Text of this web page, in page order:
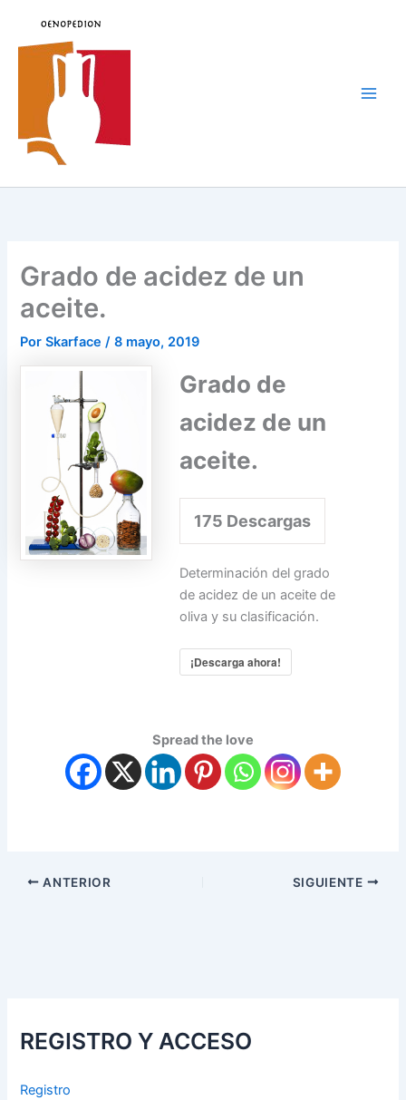
contenido
Grado de acidez de un
aceite.
PorSkarface/8 mayo, 2019
Grado de
acidez de un
aceite.
175 Descargas
Determinación del grado
de acidez de un aceite de
oliva y su clasificación.
¡Descarga ahora!
Spread the love
ANTERIOR SIGUIENTE
REGISTRO Y ACCESO
Registro